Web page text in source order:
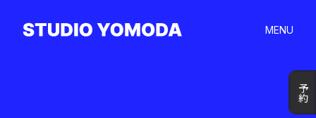
MENU
予約
予約